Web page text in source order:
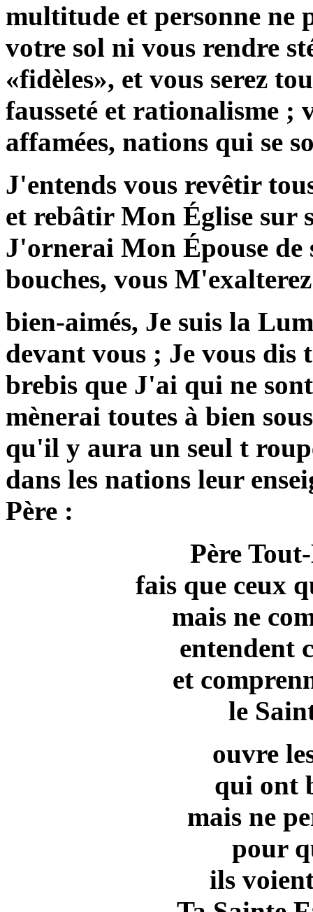
multitude et personne
votre sol ni vous rendre
«fidèles», et vous serez
fausseté et rationalisme
affamées, nations qui se
J'entends vous revêtir
et rebâtir Mon Église sur
J'ornerai Mon Épouse de
bouches, vous
bien-aimés, Je suis la
devant vous ; Je vous
brebis que J'ai qui ne
mènerai toutes à bien
qu'il y aura un seul t
dans les nations leur
Père :
Père
fais que ceux
mais ne
entendent
et
le
ouvre
qui ont
mais ne
pour
ils